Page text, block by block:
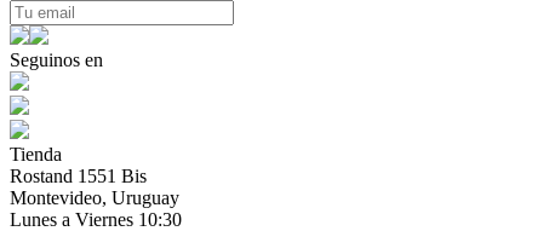
Seguinos en
Tienda
Rostand 1551 Bis
Montevideo, Uruguay
Lunes a Viernes 10:30